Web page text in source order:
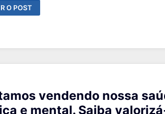
O POST
vendendo nossa
e mental. Saiba